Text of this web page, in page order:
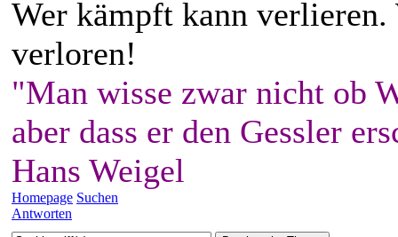
Wer kämpft kann
verloren!
"Man wisse zwar nicht ob
aber dass er den Gessler
Hans Weigel
Homepage Suchen
Antworten